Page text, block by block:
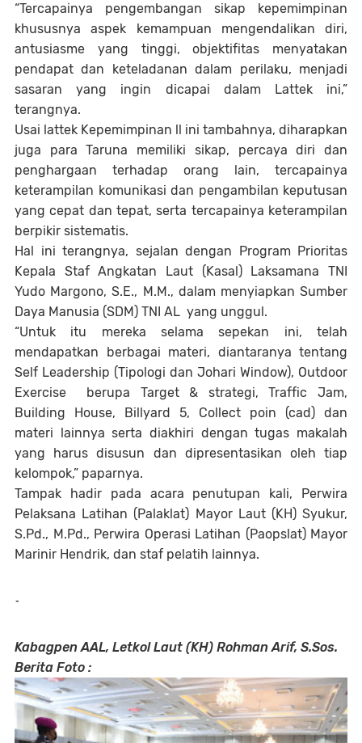
“Tercapainya pengembangan sikap kepemimpinan
khususnya aspek kemampuan mengendalikan diri,
antusiasme yang tinggi, objektifitas menyatakan
pendapat dan keteladanan dalam perilaku, menjadi
sasaran yang ingin dicapai dalam Lattek ini,”
terangnya.
Usai lattek Kepemimpinan ll ini tambahnya, diharapkan
juga para Taruna memiliki sikap, percaya diri dan
penghargaan terhadap orang lain, tercapainya
keterampilan komunikasi dan pengambilan keputusan
yang cepat dan tepat, serta tercapainya keterampilan
berpikir sistematis.
Hal ini terangnya, sejalan dengan Program Prioritas
Kepala Staf Angkatan Laut (Kasal) Laksamana TNI
Yudo Margono, S.E., M.M., dalam menyiapkan Sumber
Daya Manusia (SDM) TNI AL yang unggul.
“Untuk itu mereka selama sepekan ini, telah
mendapatkan berbagai materi, diantaranya tentang
Self Leadership (Tipologi dan Johari Window), Outdoor
Exercise berupa Target & strategi, Traffic Jam,
Building House, Billyard 5, Collect poin (cad) dan
materi lainnya serta diakhiri dengan tugas makalah
yang harus disusun dan dipresentasikan oleh tiap
kelompok,” paparnya.
Tampak hadir pada acara penutupan kali, Perwira
Pelaksana Latihan (Palaklat) Mayor Laut (KH) Syukur,
S.Pd., M.Pd., Perwira Operasi Latihan (Paopslat) Mayor
Marinir Hendrik, dan staf pelatih lainnya.
-
Kabagpen AAL, Letkol Laut (KH) Rohman Arif, S.Sos.
Berita Foto :